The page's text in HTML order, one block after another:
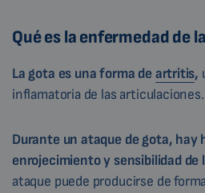
Qué es la enfermedad de
La gota es una forma deartritis,
inflamatoria de las articulaciones.
Durante un ataque de gota, hay
enrojecimiento y sensibilidad de
ataque puede producirse de